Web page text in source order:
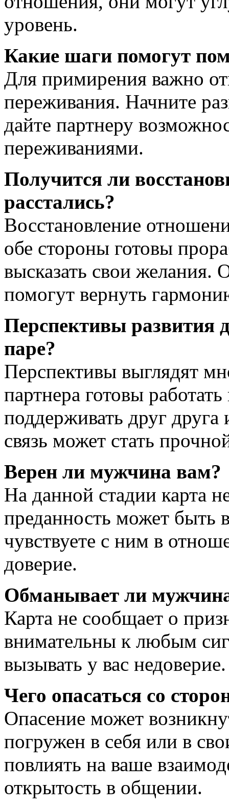
уровень.
Какие шаги помогут
Для примирения важно
переживания. Начните
дайте партнеру
переживаниями.
Получится ли
расстались?
Восстановление
обе стороны готовы
высказать свои желания.
помогут вернуть
Перспективы развития
паре?
Перспективы выглядят
партнера готовы
поддерживать друг друга
связь может стать
Верен ли мужчина вам?
На данной стадии карта
преданность может быть
чувствуете с ним в
доверие.
Обманывает ли
Карта не сообщает о
внимательны к любым
вызывать у вас недоверие.
Чего опасаться со
Опасение может
погружен в себя или в
повлиять на ваше
открытость в общении.